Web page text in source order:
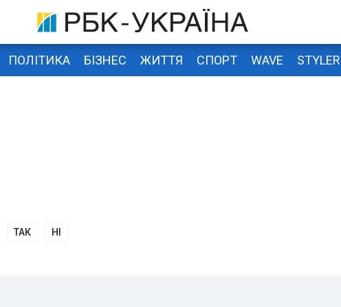
ПОЛІТИКА БІЗНЕС ЖИТТЯ СПОРТ WAVE STYLER
ТАК НІ